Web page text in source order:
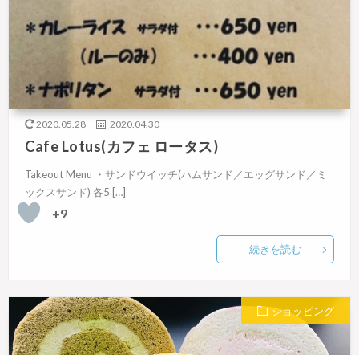
2020.05.28 2020.04.30
Cafe Lotus(カフェ ロータス)
Takeout Menu ・サンドウイッチ(ハムサンド／エッグサンド／ミ
ックスサンド) 各5 […]
+9
続きを読む
ショッピング